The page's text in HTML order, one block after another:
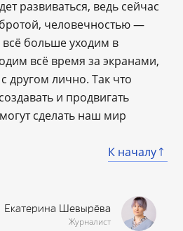
развиваться, ведь сейчас
человечностью —
больше уходим в
всё время за экранами,
другом лично. Так что
и продвигать
сделать наш мир
К началу
Екатерина Шевырёва
Журналист